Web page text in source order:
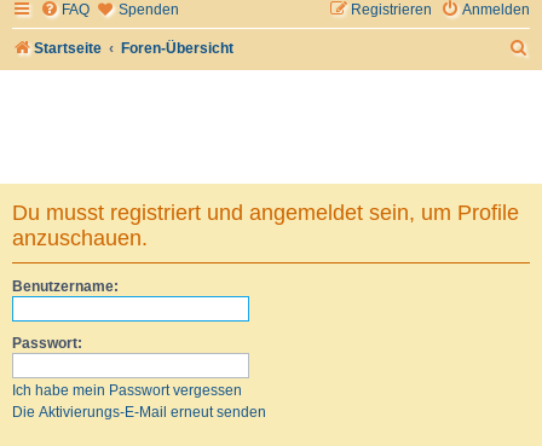
FAQ Spenden Anmelden
Registrieren
Startseite Foren-Übersicht
Du musst registriert und angemeldet sein, um Profile
anzuschauen.
Benutzername:
Passwort:
Ich habe mein Passwort vergessen
Die Aktivierungs-E-Mail erneut senden